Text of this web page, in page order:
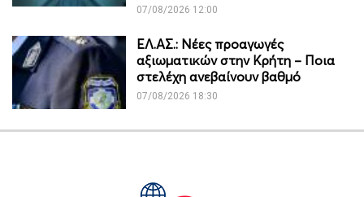
07/08/2026 12:00
ΕΛ.ΑΣ.: Νέες προαγωγές
αξιωματικών στην Κρήτη – Ποια
στελέχη ανεβαίνουν βαθμό
07/08/2026 18:30